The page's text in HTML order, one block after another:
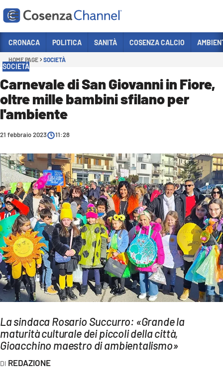
Sezioni
POLITICA
COSENZA CALCIO
ECONOMIA E LAVORO
SANITÀ
SPORT
CULTURA
AMBIENTE
Streaming
LAC TV
LAC NETWORK
LAC ONAIR
LaC
Network
CRONACA POLITICA SANITÀ COSENZA CALCIO
HOME PAGE SOCIETÀ
SOCIETÀ
Carnevale di San Giovanni in Fiore,
oltre mille bambini sfilano per
l'ambiente
21 febbraio 2023 11:28
La sindaca Rosario Succurro: «Grande la
maturità culturale dei piccoli della città,
Gioacchino maestro di ambientalismo»
REDAZIONE